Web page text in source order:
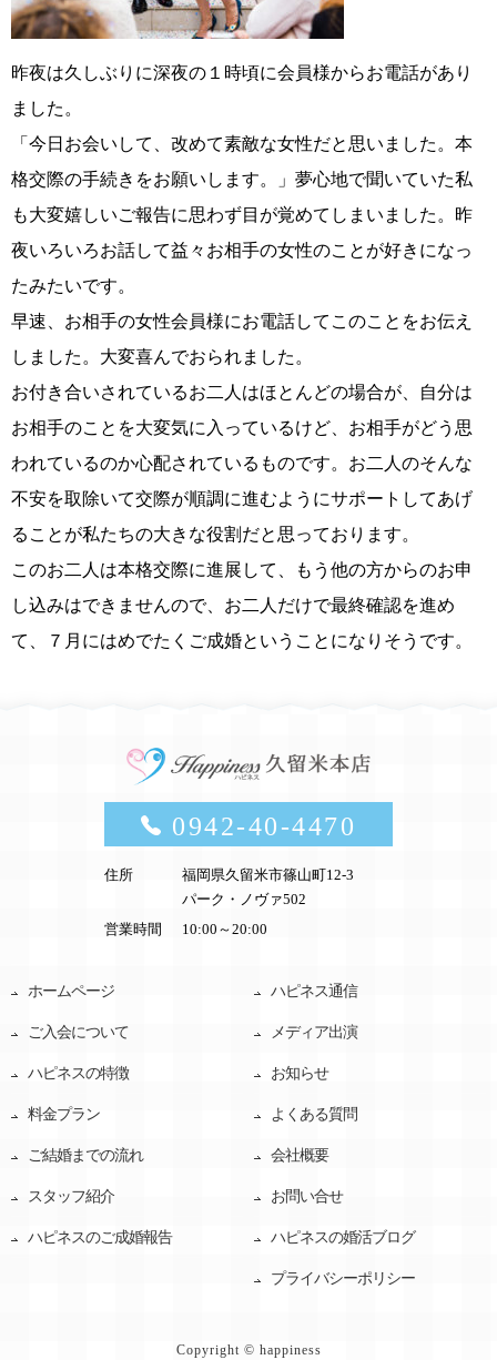
昨夜は久しぶりに深夜の１時頃に会員様からお電話があり
ました。
「今日お会いして、改めて素敵な女性だと思いました。本
格交際の手続きをお願いします。」夢心地で聞いていた私
も大変嬉しいご報告に思わず目が覚めてしまいました。昨
夜いろいろお話して益々お相手の女性のことが好きになっ
たみたいです。
早速、お相手の女性会員様にお電話してこのことをお伝え
しました。大変喜んでおられました。
お付き合いされているお二人はほとんどの場合が、自分は
お相手のことを大変気に入っているけど、お相手がどう思
われているのか心配されているものです。お二人のそんな
不安を取除いて交際が順調に進むようにサポートしてあげ
ることが私たちの大きな役割だと思っております。
このお二人は本格交際に進展して、もう他の方からのお申
し込みはできませんので、お二人だけで最終確認を進め
て、７月にはめでたくご成婚ということになりそうです。
0942-40-4470
住所
福岡県久留米市篠山町12-3
パーク・ノヴァ502
営業時間
10:00～20:00
ホームページ
ご入会について
ハピネスの特徴
料金プラン
ご結婚までの流れ
スタッフ紹介
ハピネスのご成婚報告
ハピネス通信
メディア出演
お知らせ
よくある質問
会社概要
お問い合せ
ハピネスの婚活ブログ
プライバシーポリシー
Copyright © happiness